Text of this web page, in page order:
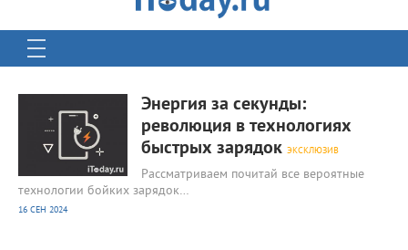
Энергия за секунды:
революция в технологиях
быстрых зарядок ЭКСКЛЮЗИВ
Рассматриваем почитай все вероятные
технологии бойких зарядок…
16 СЕН 2024